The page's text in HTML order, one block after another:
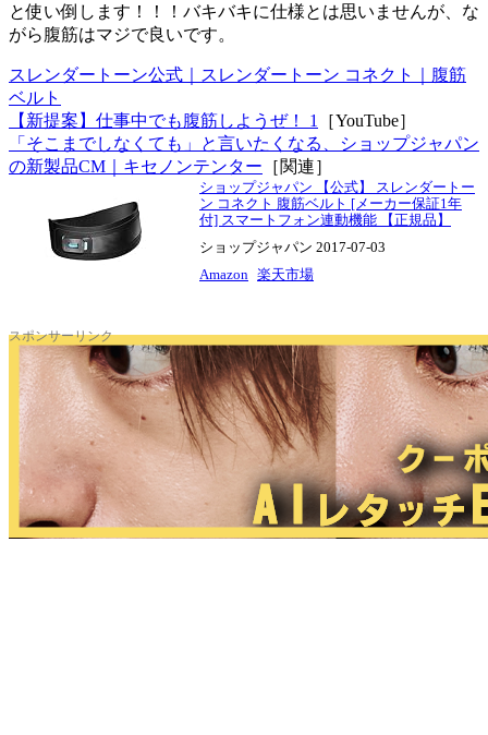
と使い倒します！！！バキバキに仕様とは思いませんが、な
がら腹筋はマジで良いです。
スレンダートーン公式｜スレンダートーン コネクト｜腹筋
ベルト
【新提案】仕事中でも腹筋しようぜ！ 1
［YouTube］
「そこまでしなくても」と言いたくなる、ショップジャパン
の新製品CM｜キセノンテンター ［関連］
ショップジャパン 【公式】 スレンダートー
ン コネクト 腹筋ベルト [メーカー保証1年
付] スマートフォン連動機能 【正規品】
ショップジャパン 2017-07-03
Amazon 楽天市場